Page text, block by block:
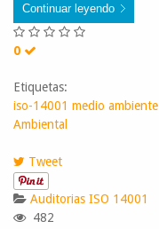
Continuar leyendo
0
Etiquetas:
iso-14001 medio ambiente
Ambiental
Tweet
Auditorias ISO 14001
482